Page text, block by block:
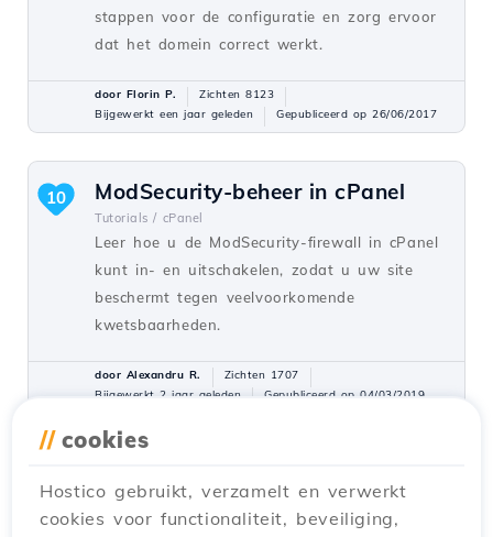
stappen voor de configuratie en zorg ervoor
dat het domein correct werkt.
door Florin P.
Zichten 8123
Bijgewerkt een jaar geleden
Gepubliceerd op 26/06/2017
ModSecurity-beheer in cPanel
Tutorials / cPanel
Leer hoe u de ModSecurity-firewall in cPanel
kunt in- en uitschakelen, zodat u uw site
beschermt tegen veelvoorkomende
kwetsbaarheden.
10
door Alexandru R.
Zichten 1707
Bijgewerkt 2 jaar geleden
Gepubliceerd op 04/03/2019
Manager in het cPanel-
dashboard
// cookies
Hostico gebruikt, verzamelt en verwerkt
cookies voor functionaliteit, beveiliging,